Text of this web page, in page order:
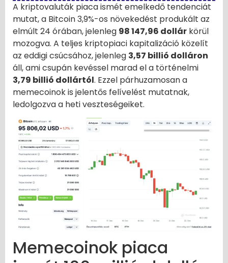
A kriptovaluták piaca ismét emelkedő tendenciát
mutat, a Bitcoin 3,9%-os növekedést produkált az
elmúlt 24 órában, jelenleg 98 147,96 dollár körül
mozogva. A teljes kriptopiaci kapitalizáció közelít
az eddigi csúcsához, jelenleg 3,57 billió dolláron
áll, ami csupán kevéssel marad el a történelmi
3,79 billió dollártól. Ezzel párhuzamosan a
memecoinok is jelentős felívelést mutatnak,
ledolgozva a heti veszteségeiket.
Memecoinok piaca